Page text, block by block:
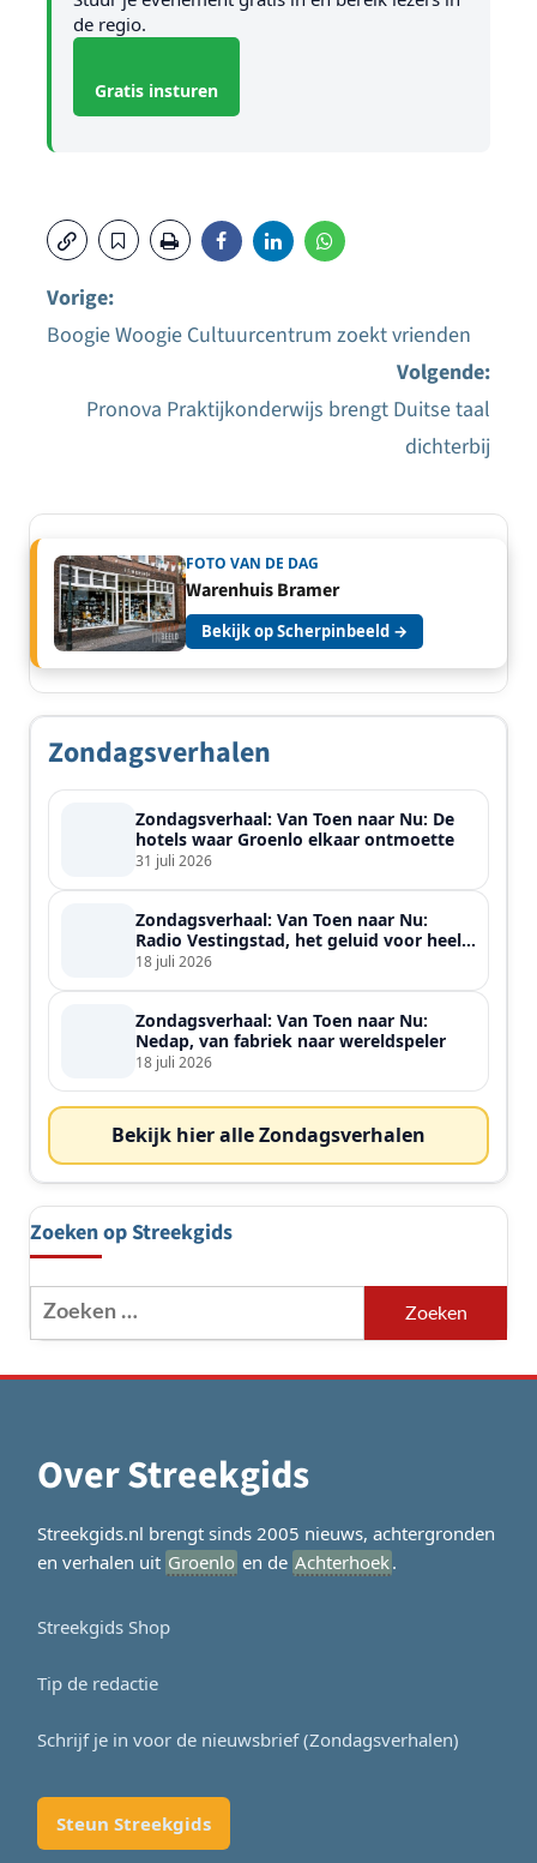
de regio.
Gratis insturen
Bericht
navigatie
Vorige:
Boogie Woogie Cultuurcentrum zoekt vrienden
Volgende:
Pronova Praktijkonderwijs brengt Duitse taal
dichterbij
FOTO VAN DE DAG
Warenhuis Bramer
Bekijk op Scherpinbeeld →
Zondagsverhalen
Zondagsverhaal: Van Toen naar Nu: De
hotels waar Groenlo elkaar ontmoette
31 juli 2026
Zondagsverhaal: Van Toen naar Nu:
Radio Vestingstad, het geluid voor heel
de streek
18 juli 2026
Zondagsverhaal: Van Toen naar Nu:
Nedap, van fabriek naar wereldspeler
18 juli 2026
Bekijk hier alle Zondagsverhalen
Zoeken op Streekgids
Zoeken
naar:
Over Streekgids
Streekgids.nl brengt sinds 2005 nieuws, achtergronden
en verhalen uit Groenlo en de Achterhoek.
Streekgids Shop
Tip de redactie
Schrijf je in voor de nieuwsbrief (Zondagsverhalen)
Steun Streekgids